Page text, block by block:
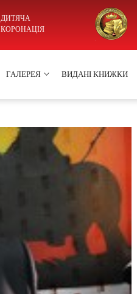
ДИТЯЧА
КОРОНАЦІЯ
ГАЛЕРЕЯ ВИДАНІ КНИЖКИ